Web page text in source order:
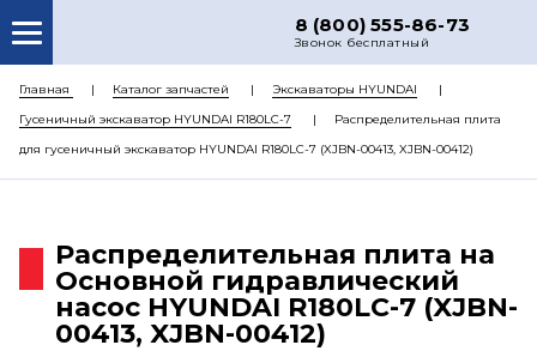
8 (800) 555-86-73
Звонок бесплатный
О НАС
КАТАЛОГ ЗАПЧАСТЕЙ
РЕМОНТ
ЦЕНЫ
КОНТАКТЫ
Главная Каталог запчастей
Экскаваторы HYUNDAI
Гусеничный экскаватор HYUNDAI R180LC-7
Распределительная плита
для гусеничный экскаватор HYUNDAI R180LC-7 (XJBN-00413, XJBN-00412)
Распределительная плита на
Основной гидравлический
насос HYUNDAI R180LC-7 (XJBN-
00413, XJBN-00412)